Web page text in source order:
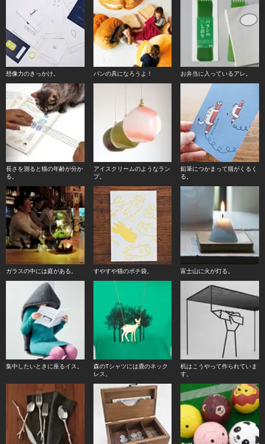
想像力のきっかけ。 パンの具になろうよ！ お弁当に入っているアレ。
長さを測ると猫の年齢が分か
る。
アイスクリームのようなラン
プ。
鉛筆につかまって猫がくるく
る。
ガラスの中には庭がある。 すやすや猫のポチ袋。 富士山に火が灯る。
集中したいときに座るイス。
森のTシャツには鹿のネック
レス。
机はこうやって作られていま
す。